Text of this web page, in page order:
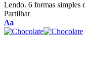
Lendo. 6 formas simples
Partilhar
Aa